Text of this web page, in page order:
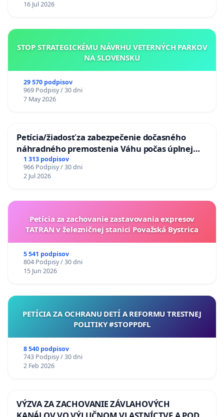
16 Jul 2026
STOP STRATEGICKÉMU NÁVRHU VETERNÝCH PARKOV
NA SLOVENSKU
29 570 podpisov
969 Podpisy / 30 dni
7 May 2026
Petícia/žiadosť za zabezpečenie dočasného
náhradného premostenia Váhu počas úplnej
uzávery Vážskeho mosta v Komárne
1 313 podpisov
966 Podpisy / 30 dni
2 Jul 2026
Petícia za zachovanie zastavovania expresov
TATRAN v železničnej stanici Považská Bystrica
5 541 podpisov
804 Podpisy / 30 dni
15 Jun 2026
PETÍCIA ZA OCHRANU DETÍ A REFORMU TRESTNEJ
POLITIKY #STOPPDFL
8 540 podpisov
743 Podpisy / 30 dni
2 Feb 2026
VÝZVA ZA ZACHOVANIE ZÁVLAHOVÝCH